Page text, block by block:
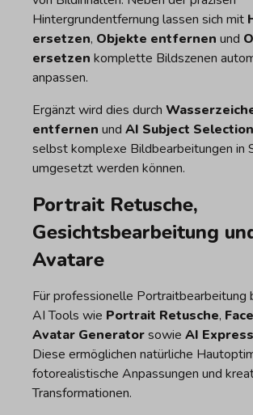
Hintergrundentfernung lassen sich mit
ersetzen, Objekte entfernen und
ersetzen komplette Bildszenen
anpassen.
Ergänzt wird dies durch
entfernen und AI Subject Selection
selbst komplexe Bildbearbeitungen in
umgesetzt werden können.
Portrait Retusche,
Gesichtsbearbeitung
Avatare
Für professionelle Portraitbearbeitung
AI Tools wie Portrait Retusche,
Avatar Generatorsowie AI
Diese ermöglichen natürliche
fotorealistische Anpassungen und
Transformationen.